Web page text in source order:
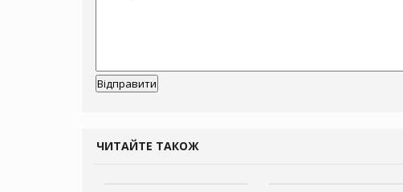
ЧИТАЙТЕ ТАКОЖ